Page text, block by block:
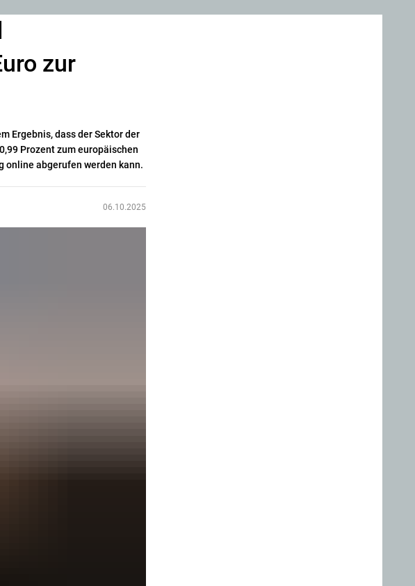
zur
Ergebnis, dass der Sektor der
Prozent zum europäischen
online abgerufen werden kann.
06.10.2025